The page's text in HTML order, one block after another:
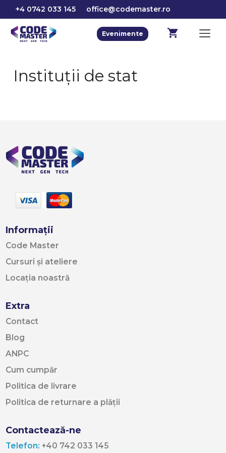
la
conținut
+4 0742 033 145 office@codemaster.ro
Evenimente
Instituții de stat
Informații
Code Master
Cursuri și ateliere
Locația noastră
Extra
Contact
Blog
ANPC
Cum cumpăr
Politica de livrare
Politica de returnare a plății
Contactează-ne
Telefon: +40 742 033 145